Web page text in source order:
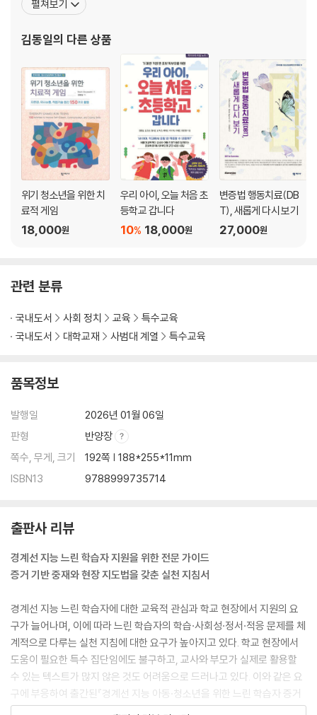
2. 경계선 지능 학생의 어휘력
제7장 읽기 이해
2. 경계선 지능 학생의 의사소통
제8장 수학
1. 수학 학습이란
2. 경계선 지능 학생의 수학 학습
제9장 동기
1. 동기란
2. 경계선 지능 학생의 동기
2. 경계선 지능 학생의 사회성
제11장 의사소통
1. 의사소통이란
제12장 정서
2. 경계선 지능 학생의 정서
제13장
2. 경계선 지능 학생의 적응행동
제14장 신체 운동
1. 운동 능력이란
2. 경계선 지능 학생의 운동 능력
1. 진로 역량이란
2. 경계선 지능 학생의 진로 역량
담원 상담교수, 경인교육대학교 교육학과 교수, 한국학습장애학회
소년보호위원회 위원, BK21 미래교육디자인연구
펼쳐보기
김동일의 다른 상품
위기 청소년을 위한 치
료적 게임
18,000원
우리 아이, 오늘 처음 초
등학교 갑니다
18,000원
10%
변증법 행동치료(DB
T), 새롭게 다시 보기
27,000원
관련 분류
국내도서 사회 정치 교육
특수교육
국내도서
대학교재 사범대 계열 특수교육
품목정보
발행일
2026년 01월 06일
판형
반양장
쪽수, 무게, 크기
192쪽 | 188*255*11mm
ISBN13
9788999735714
출판사 리뷰
경계선 지능 느린 학습자 지원을 위한 전문 가이드
증거 기반 중재와 현장 지도법을 갖춘 실천 지침서
경계선 지능 느린 학습자에 대한 교육적 관심과 학교 현장에서 지원의 요
구가 늘어나며, 이에 따라 느린 학습자의 학습·사회성·정서·적응 문제를 체
계적으로 다루는 실천 지침에 대한 요구가 높아지고 있다. 학교 현장에서
도움이 필요한 특수 집단임에도 불구하고, 교사와 부모가 실제로 활용할
수 있는 텍스트가 많지 않은 것도 어려움으로 드러나고 있다. 이와 같은 요
구에 부응하여 출간된『경계선 지능 아동·청소년을 위한 느린 학습자 증거
기반 훈련 프로그램』은 인지, 학습, 사회정서, 적응행동을 아우르는 통합